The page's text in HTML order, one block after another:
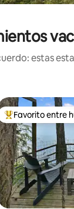
estas
De los mejores en
Favorito entre